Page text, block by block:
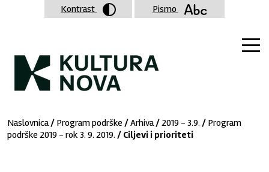
Naslovnica/ Program podrške /Arhiva/2019 - 3.9. / Program
podrške 2019 - rok 3. 9. 2019. / Ciljevi i prioriteti
Kontrast Pismo